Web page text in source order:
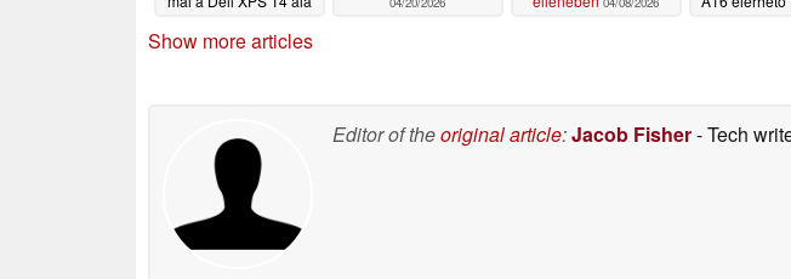
et04/25/2026
Show more articles
Editor of theoriginal article:Jacob Fisher- Tech